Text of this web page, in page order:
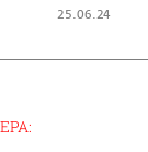
25.06.24